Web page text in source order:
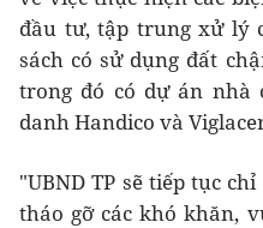
đầu tư, tập trung xử lý
sách có sử dụng đất
trong đó có dự án nhà
danh Handico và
"UBND TP sẽ tiếp tục
tháo gỡ các khó khăn,